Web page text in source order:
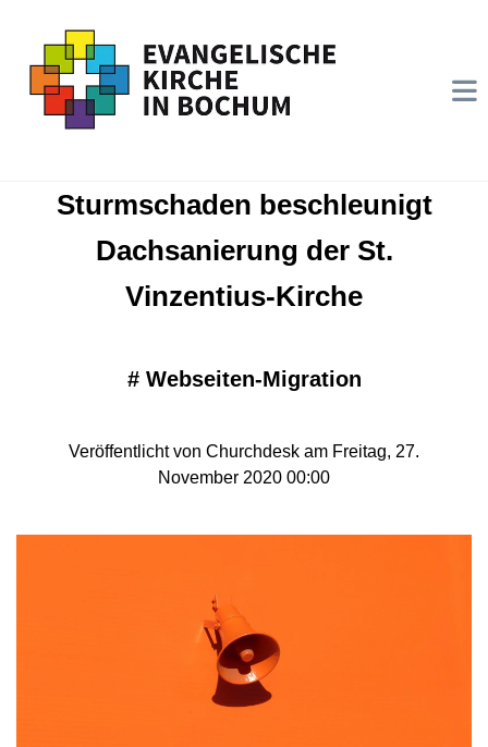
Sturmschaden beschleunigt
Dachsanierung der St.
Vinzentius-Kirche
# Webseiten-Migration
Veröffentlicht von Churchdesk am Freitag, 27.
November 2020 00:00